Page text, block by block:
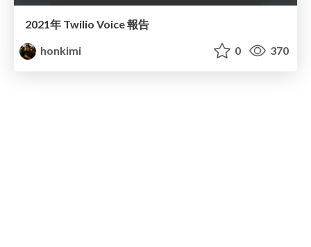
2021年 Twilio Voice 報告
honkimi
0 370